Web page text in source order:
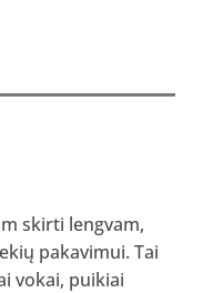
skirti lengvam,
pakavimui. Tai
vokai, puikiai